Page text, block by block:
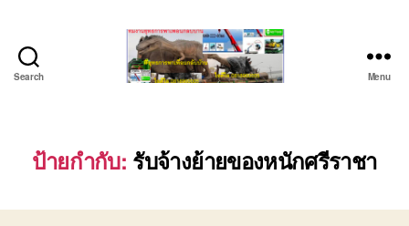
Search
ยก
ของ
ติดต่อ
Menu
ป้ายกำกับ: รับจ้างย้ายของหนักศรีราชา